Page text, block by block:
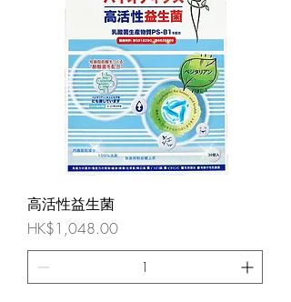
高活性益生菌
價格
HK$1,048.00